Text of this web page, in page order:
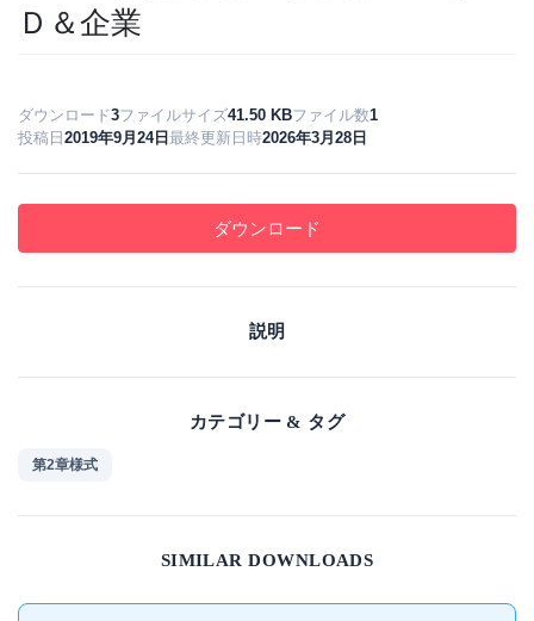
Ｄ＆企業
ダウンロード3ファイルサイズ41.50 KBファイル数1
投稿日 2019年9月24日 最終更新日時2026年3月28日
ダウンロード
説明
カテゴリー & タグ
第2章様式
SIMILAR DOWNLOADS